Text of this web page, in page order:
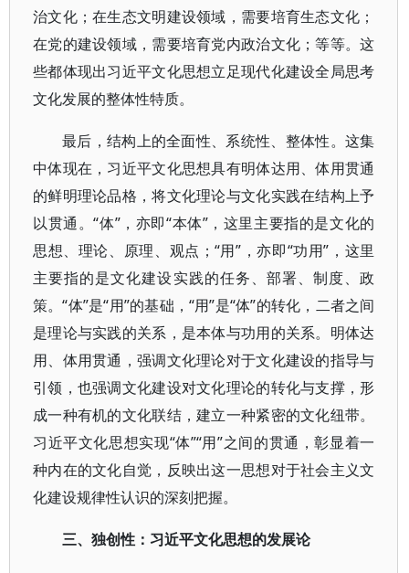
治文化；在生态文明建设领域，需要培育生态文化；
在党的建设领域，需要培育党内政治文化；等等。这
些都体现出习近平文化思想立足现代化建设全局思考
文化发展的整体性特质。
最后，结构上的全面性、系统性、整体性。这集
中体现在，习近平文化思想具有明体达用、体用贯通
的鲜明理论品格，将文化理论与文化实践在结构上予
以贯通。“体”，亦即“本体”，这里主要指的是文化的
思想、理论、原理、观点；“用”，亦即“功用”，这里
主要指的是文化建设实践的任务、部署、制度、政
策。“体”是“用”的基础，“用”是“体”的转化，二者之间
是理论与实践的关系，是本体与功用的关系。明体达
用、体用贯通，强调文化理论对于文化建设的指导与
引领，也强调文化建设对文化理论的转化与支撑，形
成一种有机的文化联结，建立一种紧密的文化纽带。
习近平文化思想实现“体”“用”之间的贯通，彰显着一
种内在的文化自觉，反映出这一思想对于社会主义文
化建设规律性认识的深刻把握。
三、独创性：习近平文化思想的发展论